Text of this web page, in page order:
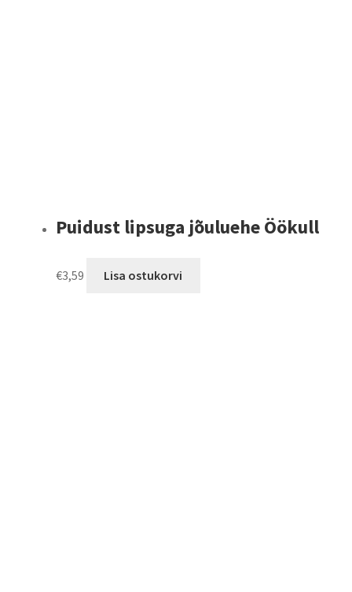
Puidust lipsuga jõuluehe Öökull
€3,59 Lisa ostukorvi